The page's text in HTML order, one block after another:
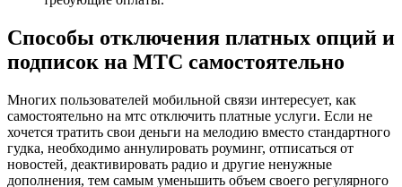
Способы отключения платных опций и
подписок на МТС самостоятельно
Многих пользователей мобильной связи интересует, как
самостоятельно на мтс отключить платные услуги. Если не
хочется тратить свои деньги на мелодию вместо стандартного
гудка, необходимо аннулировать роуминг, отписаться от
новостей, деактивировать радио и другие ненужные
дополнения, тем самым уменьшить объем своего регулярного